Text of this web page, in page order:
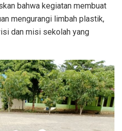
bahwa kegiatan membuat
mengurangi limbah plastik,
dan misi sekolah yang